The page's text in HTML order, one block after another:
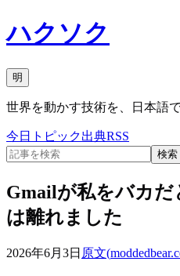
ハクソク
明
世界を動かす技術を、日本語で
今日 トピック出典RSS
検索
Gmailが私をバカ
は離れました
2026年6月3日 原文(